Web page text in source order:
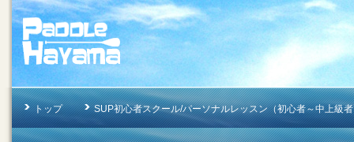
トップ SUP初心者スクール/パーソナルレッスン（初心者～中上級